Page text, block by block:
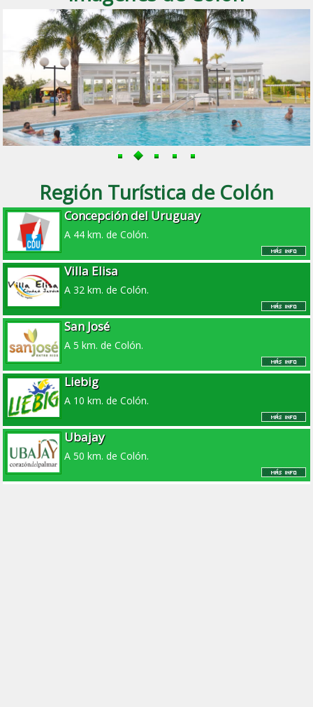
Región Turística de Colón
Concepción del Uruguay
A 44 km. de Colón.
Villa Elisa
A 32 km. de Colón.
San José
A 5 km. de Colón.
Liebig
A 10 km. de Colón.
Ubajay
A 50 km. de Colón.